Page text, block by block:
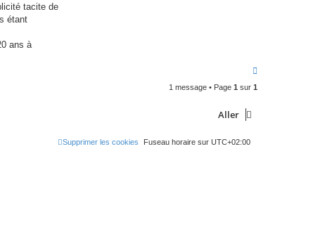
tacite de
étant
ans à
u
1 message • Page 1 sur 1
Aller
Fuseau horaire sur UTC+02:00
Supprimer les cookies